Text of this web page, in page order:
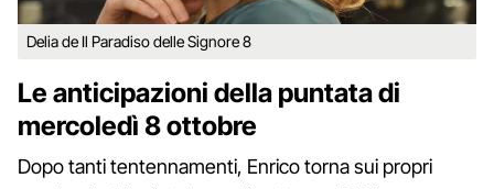
Delia de Il Paradiso delle Signore 8
Le anticipazioni della puntata di
mercoledì 8 ottobre
Dopo tanti tentennamenti, Enrico torna sui propri